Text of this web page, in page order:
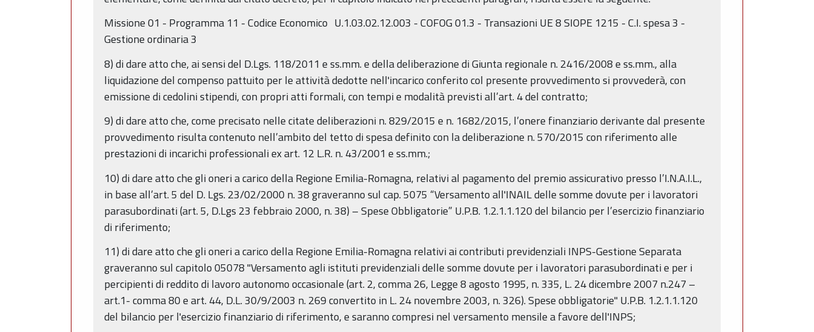
Missione 01 - Programma 11 - Codice Economico U.1.03.02.12.003 - COFOG 01.3 - Transazioni UE 8 SIOPE 1215 - C.I. spesa 3 -
Gestione ordinaria 3
8) di dare atto che, ai sensi del D.Lgs. 118/2011 e ss.mm. e della deliberazione di Giunta regionale n. 2416/2008 e ss.mm., alla
liquidazione del compenso pattuito per le attività dedotte nell'incarico conferito col presente provvedimento si provvederà, con
emissione di cedolini stipendi, con propri atti formali, con tempi e modalità previsti all’art. 4 del contratto;
9) di dare atto che, come precisato nelle citate deliberazioni n. 829/2015 e n. 1682/2015, l’onere finanziario derivante dal presente
provvedimento risulta contenuto nell’ambito del tetto di spesa definito con la deliberazione n. 570/2015 con riferimento alle
prestazioni di incarichi professionali ex art. 12 L.R. n. 43/2001 e ss.mm.;
10) di dare atto che gli oneri a carico della Regione Emilia-Romagna, relativi al pagamento del premio assicurativo presso l’I.N.A.I.L.,
in base all’art. 5 del D. Lgs. 23/02/2000 n. 38 graveranno sul cap. 5075 “Versamento all'INAIL delle somme dovute per i lavoratori
parasubordinati (art. 5, D.Lgs 23 febbraio 2000, n. 38) – Spese Obbligatorie” U.P.B. 1.2.1.1.120 del bilancio per l’esercizio finanziario
di riferimento;
11) di dare atto che gli oneri a carico della Regione Emilia-Romagna relativi ai contributi previdenziali INPS-Gestione Separata
graveranno sul capitolo 05078 "Versamento agli istituti previdenziali delle somme dovute per i lavoratori parasubordinati e per i
percipienti di reddito di lavoro autonomo occasionale (art. 2, comma 26, Legge 8 agosto 1995, n. 335, L. 24 dicembre 2007 n.247 –
art.1- comma 80 e art. 44, D.L. 30/9/2003 n. 269 convertito in L. 24 novembre 2003, n. 326). Spese obbligatorie" U.P.B. 1.2.1.1.120
del bilancio per l'esercizio finanziario di riferimento, e saranno compresi nel versamento mensile a favore dell'INPS;